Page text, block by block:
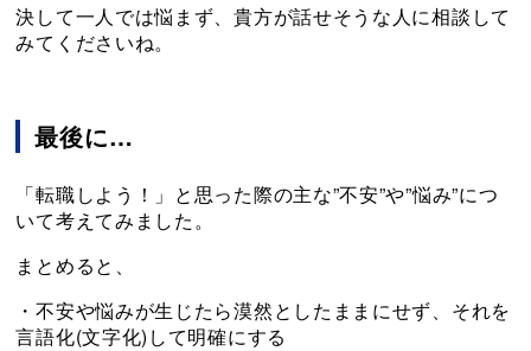
決して一人では悩まず、貴方が話せそうな人に相談して
みてくださいね。
最後に…
「転職しよう！」と思った際の主な”不安”や”悩み”につ
いて考えてみました。
まとめると、
・不安や悩みが生じたら漠然としたままにせず、それを
言語化(文字化)して明確にする